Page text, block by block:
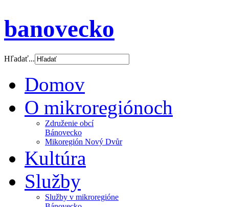
banovecko
Hľadať...
Domov
O mikroregiónoch
Združenie obcí
Bánovecko
Mikoregión Nový Dvůr
Kultúra
Služby
Služby v mikroregióne